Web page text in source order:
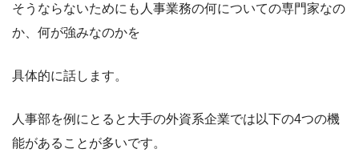
そうならないためにも人事業務の何についての専門家なの
か、何が強みなのかを
具体的に話します。
人事部を例にとると大手の外資系企業では以下の4つの機
能があることが多いです。